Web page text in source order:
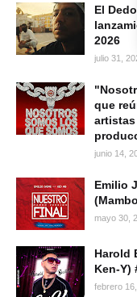
El
2026
julio 31,
que
junio 14,
Emilio
mayo 30,
Harold
Ken-Y)
febrero